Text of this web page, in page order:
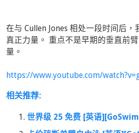
在与 Cullen Jones 相处一段时间后
真正力量。 重点不是早期的垂直前
量。
https://www.youtube.com/
相关推荐:
世界级 25 免费 [英语